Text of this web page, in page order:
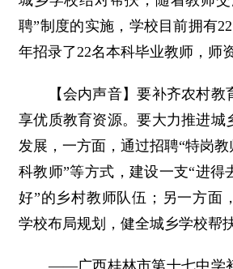
聘”制度的实施，学校目前拥有
年招录了22名本科毕业教师，师
【会内声音】要补齐农村教
享优质教育资源。要大力推进城
发展，一方面，通过招聘“特岗教
科教师”等方式，建设一支“进得
好”的乡村教师队伍；另一方面
学校布局规划，健全城乡学校帮
――广西桂林市第十七中学